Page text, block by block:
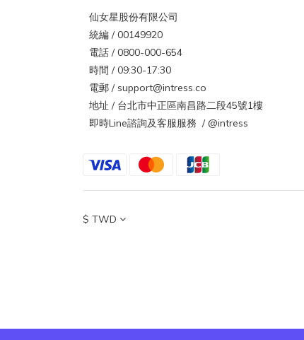
仙女星股份有限公司
統編 / 00149920
電話 / 0800-000-654
時間 / 09:30-17:30
電郵 / support@intress.co
地址 / 台北市中正區南昌路二段45號1樓
即時Line諮詢及客服服務 / @intress
$ TWD